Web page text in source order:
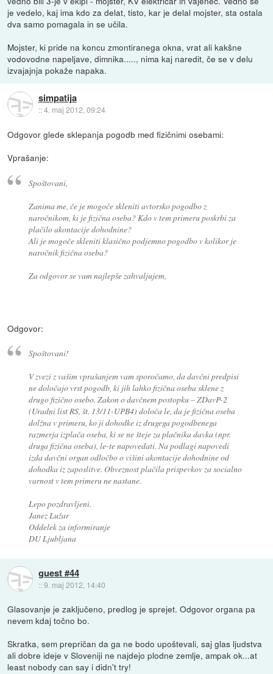
je vedelo, kaj ima kdo za delat, tisto, kar je delal mojster, sta ostala
dva samo pomagala in se učila.
Mojster, ki pride na koncu zmontiranega okna, vrat ali kakšne
vodovodne napeljave, dimnika....., nima kaj naredit, če se v delu
izvajajnja pokaže napaka.
simpatija
::4. maj 2012, 09:24
Odgovor glede sklepanja pogodb med fizičnimi osebami:
Vprašanje:
Spoštovani,
Zanima me, če je mogoče skleniti avtorsko pogodbo z
naročnikom, ki je fizična oseba? Kdo v tem primeru poskrbi za
plačilo akontacije dohodnine?
Ali je mogoče skleniti klasično podjemno pogodbo v kolikor je
naročnik fizična oseba?
Za odgovor se vam najlepše zahvaljujem,
Odgovor:
Spoštovani!
V zvezi z vašim vprašanjem vam sporočamo, da davčni predpisi
ne določajo vrst pogodb, ki jih lahko fizična oseba sklene z
drugo fizično osebo. Zakon o davčnem postopku – ZDavP-2
(Uradni list RS, št. 13/11-UPB4) določa le, da je fizična oseba
dolžna v primeru, ko ji dohodke iz drugega pogodbenega
razmerja izplača oseba, ki se ne šteje za plačnika davka (npr.
druga fizična oseba), le-te napovedati. Na podlagi napovedi
izda davčni organ odločbo o višini akontacije dohodnine od
dohodka iz zaposlitve. Obveznost plačila prispevkov za socialno
varnost v tem primeru ne nastane.
Lepo pozdravljeni.
Janez Lužar
Oddelek za informiranje
DU Ljubljana
guest #44
::9. maj 2012, 14:40
Glasovanje je zaključeno, predlog je sprejet. Odgovor organa pa
nevem kdaj točno bo.
Skratka, sem prepričan da ga ne bodo upoštevali, saj glas ljudstva
ali dobre ideje v Sloveniji ne najdejo plodne zemlje, ampak ok...at
least nobody can say i didn't try!